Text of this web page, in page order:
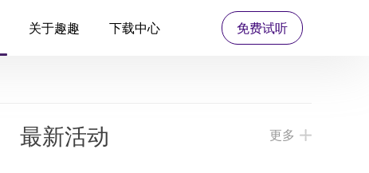
关于趣趣 下载中心 免费试听
最新活动 更多